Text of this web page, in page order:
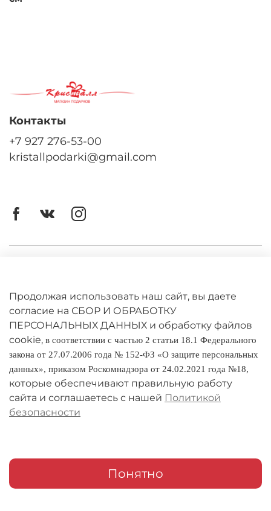
Политика конфиденциальности
Оплата и доставка
Условия обмена и возврата
Реквизиты
О компании
Мои заказы
Контакты
+7 927 276-53-00
kristallpodarki@gmail.com
Продолжая использовать наш сайт, вы даете
согласие на СБОР И ОБРАБОТКУ
ПЕРСОНАЛЬНЫХ ДАННЫХ и обработку файлов
cookie, в соответствии с частью 2 статьи 18.1 Федерального
закона от 27.07.2006 года № 152-ФЗ «О защите персональных
данных», приказом Роскомнадзора от 24.02.2021 года №18,
которые обеспечивают правильную работу
сайта и соглашаетесь с нашей Политикой
безопасности
Понятно